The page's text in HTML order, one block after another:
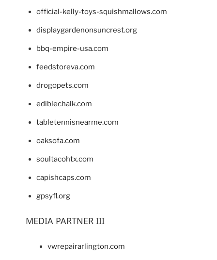
official-kelly-toys-squishmallows.com
displaygardenonsuncrest.org
bbq-empire-usa.com
feedstoreva.com
drogopets.com
ediblechalk.com
tabletennisnearme.com
oaksofa.com
soultacohtx.com
capishcaps.com
gpsyfl.org
MEDIA PARTNER III
vwrepairarlington.com